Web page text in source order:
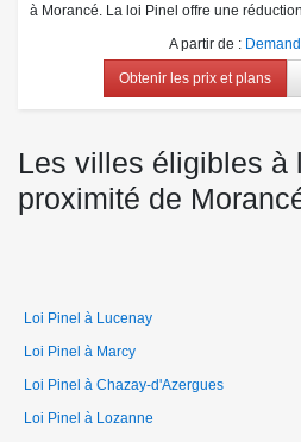
à Morancé. La loi Pinel offre une
A partir de :
Obtenir les prix et plans
Les villes éligibles à
proximité de
Loi Pinel à Lucenay
Loi Pinel à Marcy
Loi Pinel à Chazay-d'Azergues
Loi Pinel à Lozanne